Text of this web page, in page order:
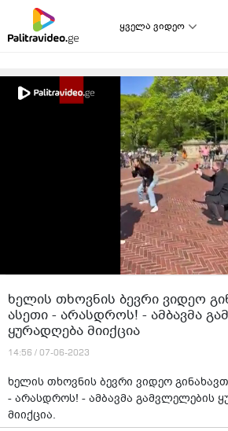
ყველა ვიდეო
ხელის თხოვნის ბევრი ვიდეო
ასეთი - არასდროს! - ამბავმა
ყურადღება მიიქცია
14:56 / 07-06-2023
ხელის თხოვნის ბევრი ვიდეო
- არასდროს! - ამბავმა გამვლელების
მიიქცია.